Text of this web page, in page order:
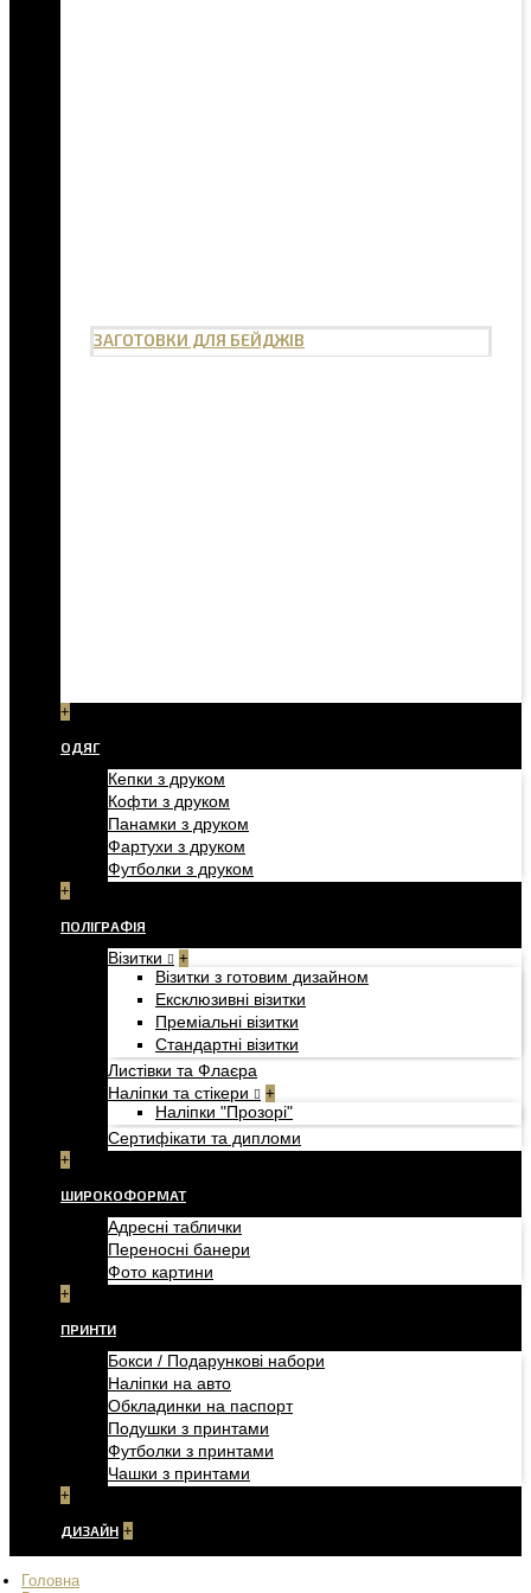
ЗАГОТОВКИ ДЛЯ БЕЙДЖІВ
+
ОДЯГ
Кепки з друком
Кофти з друком
Панамки з друком
Фартухи з друком
Футболки з друком
+
ПОЛІГРАФІЯ
Візитки +
Візитки з готовим дизайном
Ексклюзивні візитки
Преміальні візитки
Стандартні візитки
Листівки та Флаєра
Наліпки та стікери
+
Наліпки "Прозорі"
Сертифікати та дипломи
+
ШИРОКОФОРМАТ
Адресні таблички
Переносні банери
Фото картини
+
ПРИНТИ
Бокси / Подарункові набори
Наліпки на авто
Обкладинки на паспорт
Подушки з принтами
Футболки з принтами
Чашки з принтами
+
ДИЗАЙН +
Головна